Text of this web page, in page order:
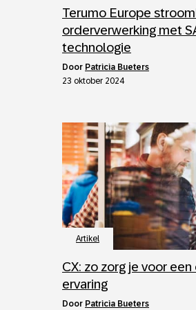
Terumo Europe
orderverwerking met
technologie
door Patricia Bueters
23 oktober 2024
Artikel
CX: zo zorg je voor
ervaring
door Patricia Bueters